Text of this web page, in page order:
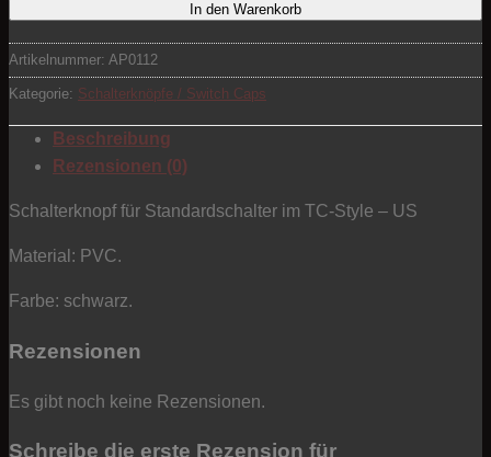
In den Warenkorb
Artikelnummer: AP0112
Kategorie: Schalterknöpfe / Switch Caps
Beschreibung
Rezensionen (0)
Schalterknopf für Standardschalter im TC-Style – US
Material: PVC.
Farbe: schwarz.
Rezensionen
Es gibt noch keine Rezensionen.
Schreibe die erste Rezension für